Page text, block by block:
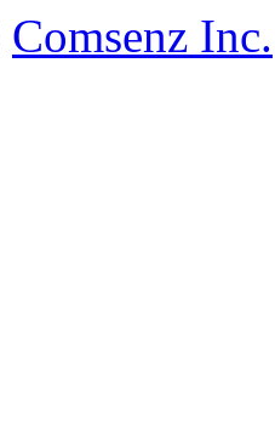
Comsenz Inc.